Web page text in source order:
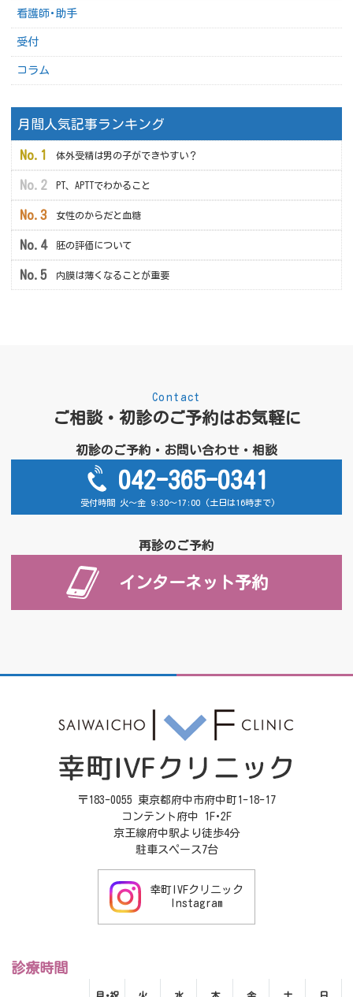
看護師･助手
受付
コラム
月間人気記事ランキング
体外受精は男の子ができやすい？
PT、APTTでわかること
女性のからだと血糖
胚の評価について
内膜は薄くなることが重要
ご相談・初診のご予約はお気軽に
Contact
初診のご予約・お問い合わせ・相談
042-365-0341
受付時間 火～金 9:30～17:00 (土日は16時まで)
再診のご予約
インターネット予約
〒183-0055 東京都府中市府中町1-18-17
コンテント府中 1F･2F
京王線府中駅より徒歩4分
駐車スペース7台
幸町IVFクリニック
Instagram
診療時間